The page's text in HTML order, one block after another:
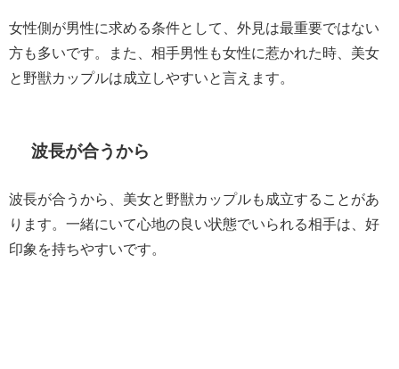
女性側が男性に求める条件として、外見は最重要ではない
方も多いです。また、相手男性も女性に惹かれた時、美女
と野獣カップルは成立しやすいと言えます。
波長が合うから
波長が合うから、美女と野獣カップルも成立することがあ
ります。一緒にいて心地の良い状態でいられる相手は、好
印象を持ちやすいです。